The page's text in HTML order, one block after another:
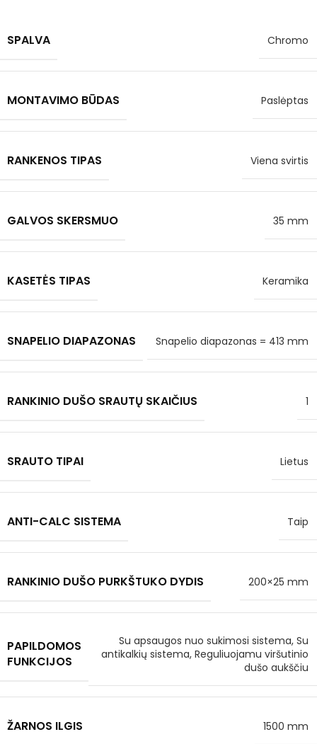
SPALVA Chromo
MONTAVIMO BŪDAS Paslėptas
RANKENOS TIPAS Viena svirtis
GALVOS SKERSMUO 35 mm
KASETĖS TIPAS Keramika
SNAPELIO DIAPAZONAS Snapelio diapazonas = 413 mm
RANKINIO DUŠO SRAUTŲ SKAIČIUS 1
SRAUTO TIPAI Lietus
ANTI-CALC SISTEMA Taip
RANKINIO DUŠO PURKŠTUKO DYDIS 200×25 mm
PAPILDOMOS
FUNKCIJOS
Su apsaugos nuo sukimosi sistema, Su
antikalkių sistema, Reguliuojamu viršutinio
dušo aukščiu
ŽARNOS ILGIS 1500 mm